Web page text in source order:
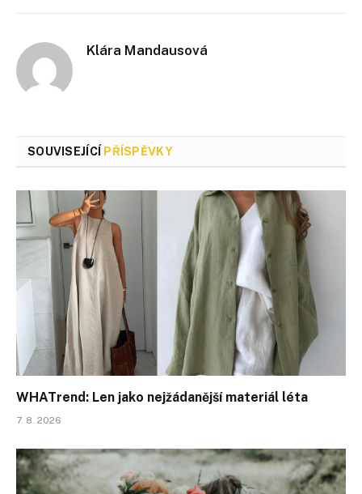
Klára Mandausová
SOUVISEJÍCÍ PŘÍSPĚVKY
WHATrend: Len jako nejžádanější materiál léta
7. 8. 2026